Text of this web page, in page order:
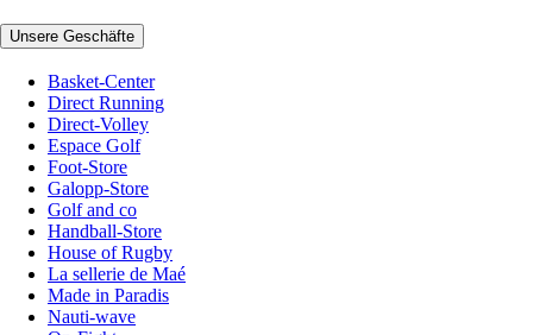
Unsere Geschäfte
Basket-Center
Direct Running
Direct-Volley
Espace Golf
Foot-Store
Galopp-Store
Golf and co
Handball-Store
House of Rugby
La sellerie de Maé
Made in Paradis
Nauti-wave